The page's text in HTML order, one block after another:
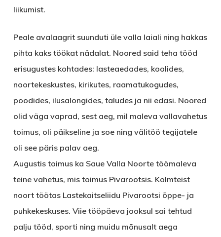
liikumist.
Peale avalaagrit suunduti üle valla laiali ning hakkas
pihta kaks töökat nädalat. Noored said teha tööd
erisugustes kohtades: lasteaedades, koolides,
noortekeskustes, kirikutes, raamatukogudes,
poodides, ilusalongides, taludes ja nii edasi. Noored
olid väga vaprad, sest aeg, mil maleva vallavahetus
toimus, oli päikseline ja soe ning välitöö tegijatele
oli see päris palav aeg.
Augustis toimus ka Saue Valla Noorte töömaleva
teine vahetus, mis toimus Pivarootsis. Kolmteist
noort töötas Lastekaitseliidu Pivarootsi õppe- ja
puhkekeskuses. Viie tööpäeva jooksul sai tehtud
palju tööd, sporti ning muidu mõnusalt aega